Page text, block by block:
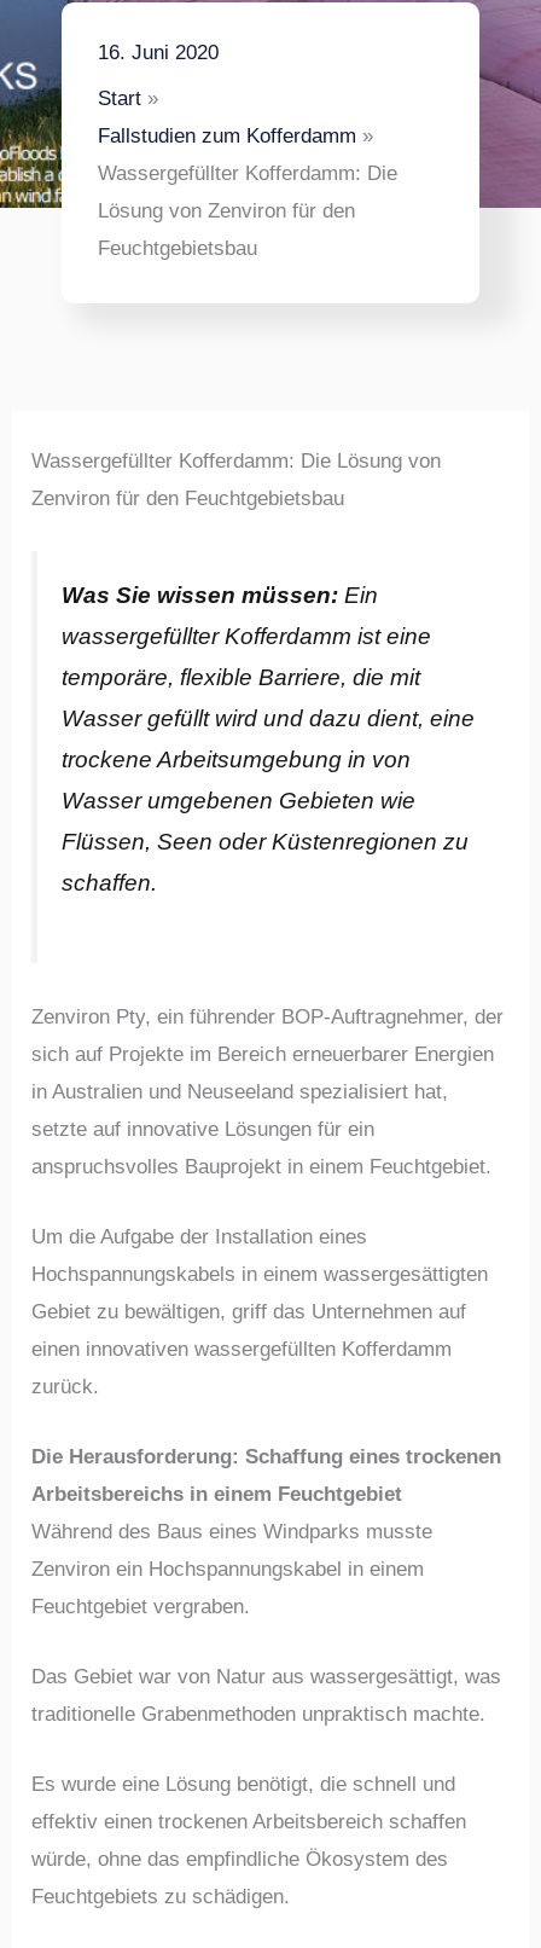
16. Juni 2020
Start
Fallstudien zum Kofferdamm
Wassergefüllter Kofferdamm: Die
Lösung von Zenviron für den
Feuchtgebietsbau
Wassergefüllter Kofferdamm: Die Lösung von
Zenviron für den Feuchtgebietsbau
Was Sie wissen müssen: Ein
wassergefüllter Kofferdamm ist eine
temporäre, flexible Barriere, die mit
Wasser gefüllt wird und dazu dient, eine
trockene Arbeitsumgebung in von
Wasser umgebenen Gebieten wie
Flüssen, Seen oder Küstenregionen zu
schaffen.
Zenviron Pty, ein führender BOP-Auftragnehmer, der
sich auf Projekte im Bereich erneuerbarer Energien
in Australien und Neuseeland spezialisiert hat,
setzte auf innovative Lösungen für ein
anspruchsvolles Bauprojekt in einem Feuchtgebiet.
Um die Aufgabe der Installation eines
Hochspannungskabels in einem wassergesättigten
Gebiet zu bewältigen, griff das Unternehmen auf
einen innovativen wassergefüllten Kofferdamm
zurück.
Die Herausforderung: Schaffung eines trockenen
Arbeitsbereichs in einem Feuchtgebiet
Während des Baus eines Windparks musste
Zenviron ein Hochspannungskabel in einem
Feuchtgebiet vergraben.
Das Gebiet war von Natur aus wassergesättigt, was
traditionelle Grabenmethoden unpraktisch machte.
Es wurde eine Lösung benötigt, die schnell und
effektiv einen trockenen Arbeitsbereich schaffen
würde, ohne das empfindliche Ökosystem des
Feuchtgebiets zu schädigen.